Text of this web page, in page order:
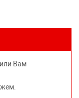
есть на
для
права
знаков.
Вам